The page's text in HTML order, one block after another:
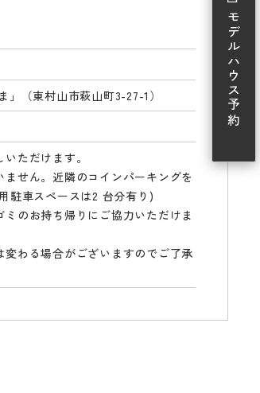
」（東村山市萩山町3-27-1）
ただけます。
ません。近隣のコインパーキングを
駐車スペースは2 台分有り)
のお持ち帰りにご協力いただけま
変わる場合がございますのでご了承
モデルハウス予約